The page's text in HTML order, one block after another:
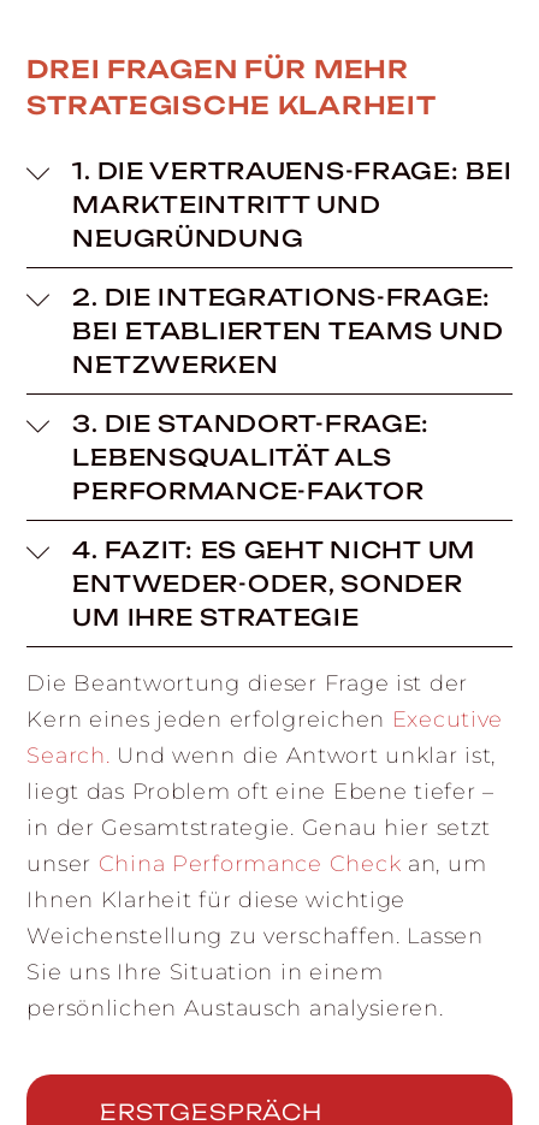
DREI FRAGEN FÜR MEHR
STRATEGISCHE KLARHEIT
1. DIE VERTRAUENS-FRAGE: BEI
MARKTEINTRITT UND
NEUGRÜNDUNG
2. DIE INTEGRATIONS-FRAGE:
BEI ETABLIERTEN TEAMS UND
NETZWERKEN
3. DIE STANDORT-FRAGE:
LEBENSQUALITÄT ALS
PERFORMANCE-FAKTOR
4. FAZIT: ES GEHT NICHT UM
ENTWEDER-ODER, SONDER
UM IHRE STRATEGIE
Die Beantwortung dieser Frage ist der
Kern eines jeden erfolgreichen Executive
Search. Und wenn die Antwort unklar ist,
liegt das Problem oft eine Ebene tiefer –
in der Gesamtstrategie. Genau hier setzt
unser China Performance Check an, um
Ihnen Klarheit für diese wichtige
Weichenstellung zu verschaffen. Lassen
Sie uns Ihre Situation in einem
persönlichen Austausch analysieren.
ERSTGESPRÄCH